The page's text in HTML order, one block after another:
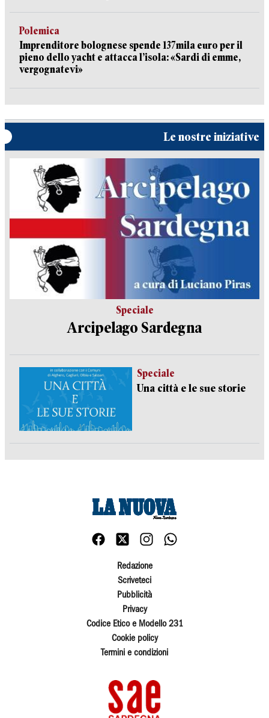
Polemica
Imprenditore bolognese spende 137mila euro per il
pieno dello yacht e attacca l’isola: «Sardi di emme,
vergognatevi»
Le nostre iniziative
Speciale
Arcipelago Sardegna
Speciale
Una città e le sue storie
Redazione
Scriveteci
Pubblicità
Privacy
Codice Etico e Modello 231
Cookie policy
Termini e condizioni